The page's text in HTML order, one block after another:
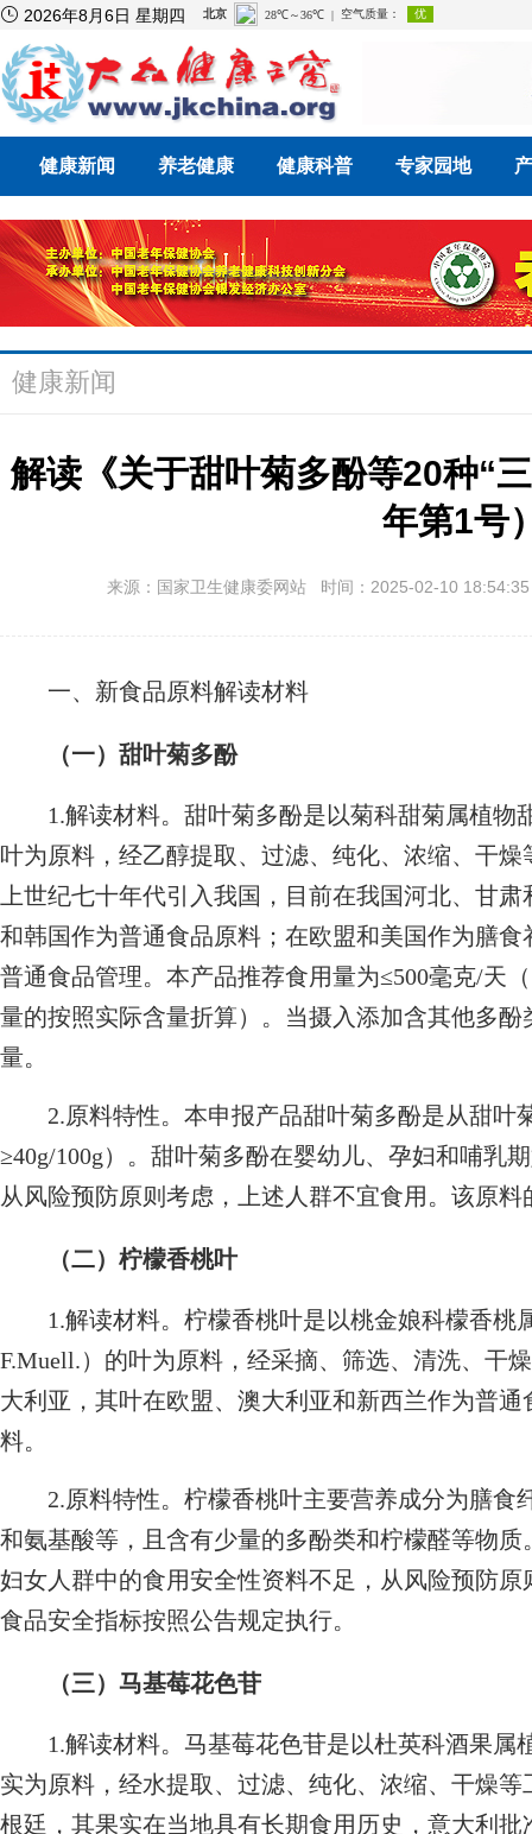
 2026年8月6日 星期四
健康新闻 养老健康 健康科普 专家园地
健康新闻
解读《关于甜叶菊多酚等20种“
年第1号
来源：国家卫生健康委网站 时间：2025-02-10
一、新食品原料解读材料
（一）甜叶菊多酚
1.解读材料。甜叶菊多酚是以菊科甜菊属植物甜
叶为原料，经乙醇提取、过滤、纯化、浓缩、干
上世纪七十年代引入我国，目前在我国河北、甘
和韩国作为普通食品原料；在欧盟和美国作为膳
普通食品管理。本产品推荐食用量为≤500毫克/天
量的按照实际含量折算）。当摄入添加含其他多
量。
2.原料特性。本申报产品甜叶菊多酚是从甜叶
≥40g/100g）。甜叶菊多酚在婴幼儿、孕妇和哺乳
从风险预防原则考虑，上述人群不宜食用。该原
（二）柠檬香桃叶
1.解读材料。柠檬香桃叶是以桃金娘科檬香桃属
F.Muell.）的叶为原料，经采摘、筛选、清洗、干
大利亚，其叶在欧盟、澳大利亚和新西兰作为普
料。
2.原料特性。柠檬香桃叶主要营养成分为膳食
和氨基酸等，且含有少量的多酚类和柠檬醛等物
妇女人群中的食用安全性资料不足，从风险预防
食品安全指标按照公告规定执行。
（三）马基莓花色苷
1.解读材料。马基莓花色苷是以杜英科酒果属
实为原料，经水提取、过滤、纯化、浓缩、干燥
根廷，其果实在当地具有长期食用历史，意大利